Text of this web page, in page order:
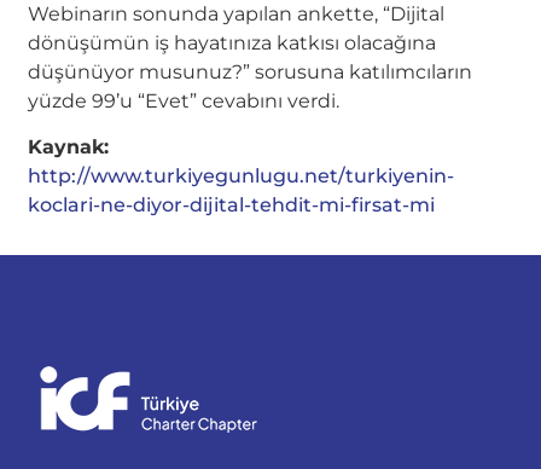
Webinarın sonunda yapılan ankette, “Dijital
dönüşümün iş hayatınıza katkısı olacağına
düşünüyor musunuz?” sorusuna katılımcıların
yüzde 99’u “Evet” cevabını verdi.
Kaynak:
http://www.turkiyegunlugu.net/turkiyenin-
koclari-ne-diyor-dijital-tehdit-mi-firsat-mi